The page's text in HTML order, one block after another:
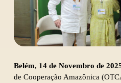
Belém, 14 de Novembro de
de Cooperação Amazônica